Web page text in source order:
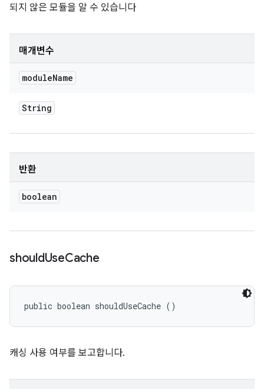
되지 않은 모듈을 알 수 있습니다
매개변수
moduleName
String
반환
boolean
shouldUseCache
public boolean shouldUseCache ()
캐싱 사용 여부를 보고합니다.